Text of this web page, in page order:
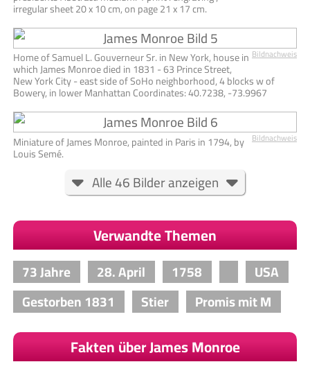
irregular sheet 20 x 10 cm, on page 21 x 17 cm.
Bildnachweis
Home of Samuel L. Gouverneur Sr. in New York, house in
which James Monroe died in 1831 - 63 Prince Street,
New York City - east side of SoHo neighborhood, 4 blocks w of
Bowery, in lower Manhattan Coordinates: 40.7238, -73.9967
Bildnachweis
Miniature of James Monroe, painted in Paris in 1794, by
Louis Semé.
Alle 46 Bilder anzeigen
Verwandte Themen
73 Jahre 28. April 1758
USA
Gestorben 1831
Stier Promis mit M
Fakten über James Monroe